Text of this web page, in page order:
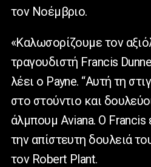
τον Νοέμβριο.
«Καλωσορίζουμε τον
τραγουδιστή Francis
λέει ο Payne. “Αυτή τη
στο στούντιο και
άλμπουμ Aviana. Ο Francis
την απίστευτη δουλειά
τον Robert Plant.